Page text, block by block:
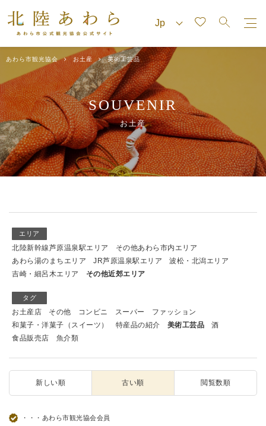
あわら市観光協会 お土産 美術工芸品
SOUVENIR
お土産
エリア
北陸新幹線芦原温泉駅エリア
その他あわら市内エリア
あわら湯のまちエリア
JR芦原温泉駅エリア
波松・北潟エリア
吉崎・細呂木エリア
その他近郊エリア
タグ
お土産店 その他 コンビニ スーパー
ファッション
和菓子・洋菓子（スイーツ）
特産品の紹介 美術工芸品
酒
食品販売店
魚介類
新しい順 古い順 閲覧数順
・・・あわら市観光協会会員